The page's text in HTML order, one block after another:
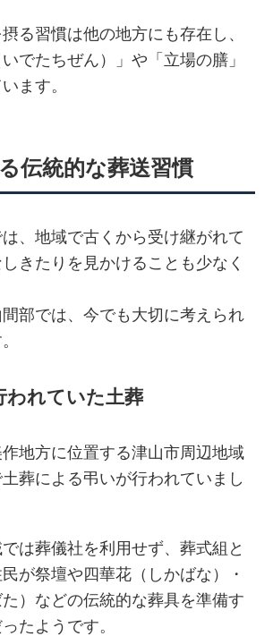
る習慣は他の地方にも存在し、
いでたちぜん）」や「立場の膳」
ます。
伝統的な葬送習慣
、地域で古くから受け継がれて
きたりを見かけることも少なく
部では、今でも大切に考えられ
われていた土葬
地方に位置する津山市周辺地域
葬による弔いが行われていまし
は葬儀社を利用せず、葬式組と
が祭壇や四華花（しかばな）・
）などの伝統的な葬具を準備す
たようです。